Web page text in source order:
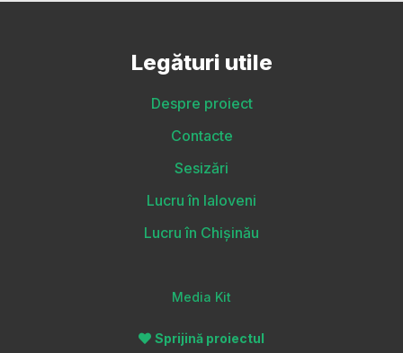
Legături utile
Despre proiect
Contacte
Sesizări
Lucru în Ialoveni
Lucru în Chișinău
Media Kit
Sprijină proiectul